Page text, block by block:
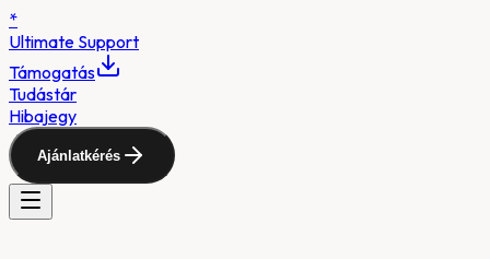
*
Ultimate Support
Támogatás
Tudástár
Hibajegy
Ajánlatkérés